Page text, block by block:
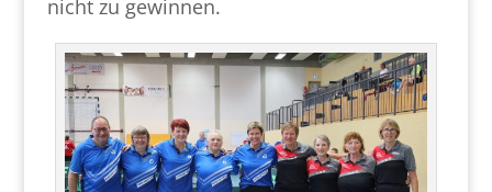
nicht zu gewinnen.